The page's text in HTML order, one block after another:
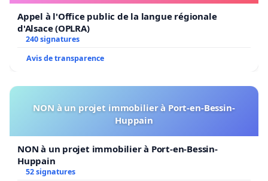
Appel à l'Office public de la langue régionale
d'Alsace (OPLRA)
240 signatures
Avis de transparence
NON à un projet immobilier à Port-en-Bessin-
Huppain
NON à un projet immobilier à Port-en-Bessin-
Huppain
52 signatures